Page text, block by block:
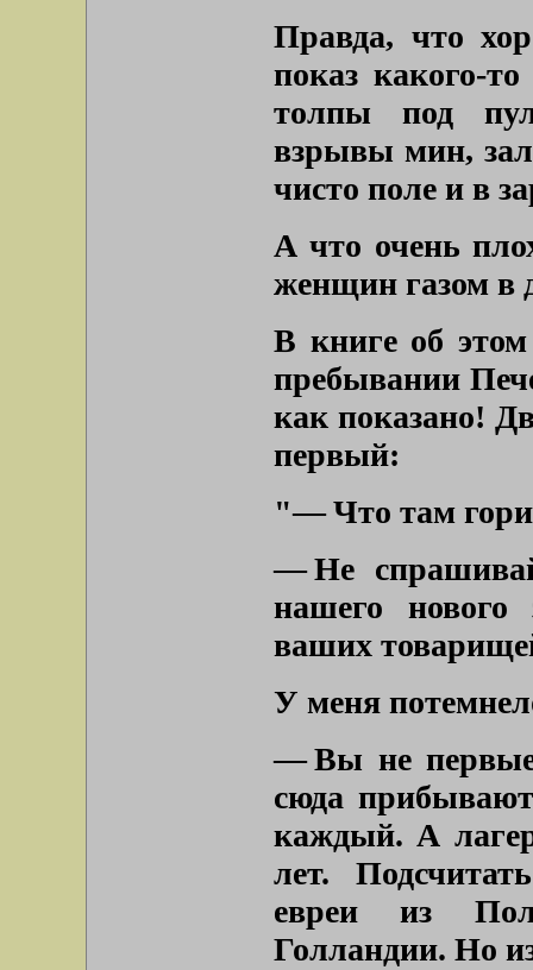
Правда, что
показ какого-
толпы под
взрывы мин,
чисто поле и в
А что очень
женщин газом в
В книге об
пребывании
как показано!
первый:
"— Что там
— Не
нашего
ваших
У меня
— Вы не первые
сюда
каждый. А
лет.
евреи из
Голландии. Но